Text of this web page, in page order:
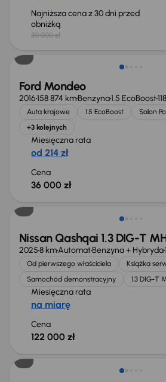
Najniższa cena z 30 dni przed
obniżką
30 000 zł
Ford Mondeo
2016158 874 kmBenzyna1.5 EcoBoost
Auta krajowe 1.5 EcoBoost Salon
+3 kolejnych
Miesięczna rata
od 214 zł
Cena
36 000 zł
Od nowego taniej o 36 775 zł
Nissan Qashqai 1.3 DIG-T
20258 kmAutomatBenzyna + Hybryda
Od pierwszego właściciela
Książka
Samochód demonstracyjny
1.3 DIG-T
Miesięczna rata
na miarę
Cena
122 000 zł